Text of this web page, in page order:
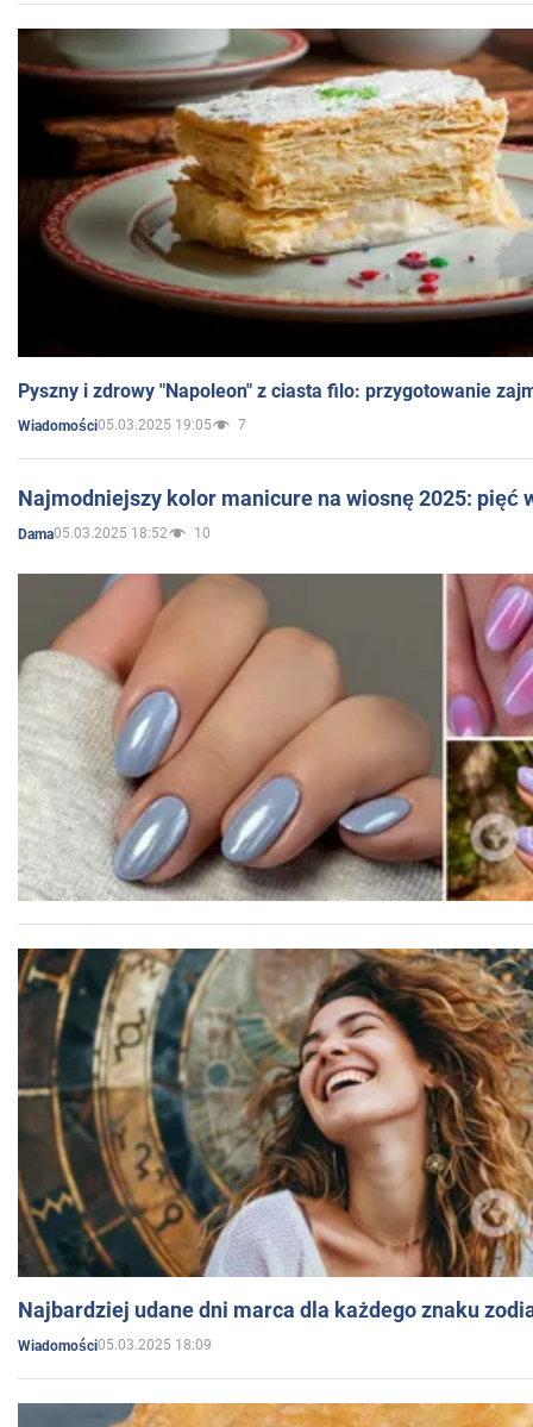
Pyszny i zdrowy "Napoleon" z ciasta filo: przygotowanie
Wiadomości05.03.2025 19:05 7
Najmodniejszy kolor manicure na wiosnę 2025: pięć
Dama05.03.2025 18:52 10
Najbardziej udane dni marca dla każdego znaku
Wiadomości05.03.2025 18:09